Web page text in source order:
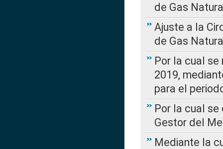
de Gas
Ajuste a la
de Gas
Por la cual se
2019,
para el
Por la cual
Gestor del
Mediante la